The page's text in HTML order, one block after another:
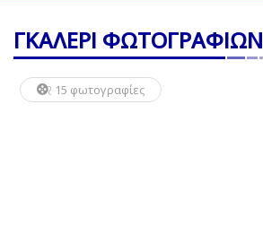
ΓΚΑΛΕΡΙ ΦΩΤΟΓΡΑΦΙΩΝ
15 φωτογραφίες